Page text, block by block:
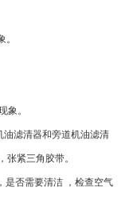
象。
滤清器和旁道机油滤清
紧三角胶带。
是否需要清洁 ，检查空气